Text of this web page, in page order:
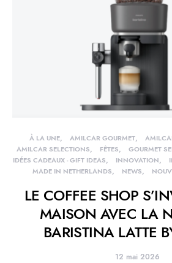
À LA UNE AMILCAR GOURMET
AMILCAR SELECTIONS
FÊTES GOURMET
IDÉES CADEAUX - GIFT IDEAS
INNOVATION
MADE IN NETHERLANDS
NEWS
LE COFFEE SHOP
MAISON AVEC LA
BARISTINA LATTE
12 mai 2026